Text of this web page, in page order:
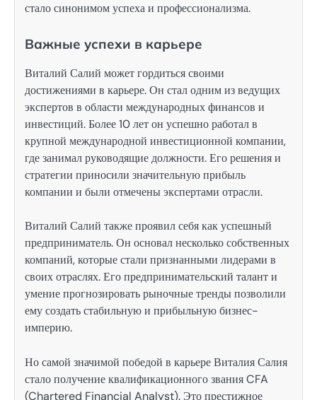
стало синонимом успеха и профессионализма.
Важные успехи в карьере
Виталий Салий может гордиться своими
достижениями в карьере. Он стал одним из ведущих
экспертов в области международных финансов и
инвестиций. Более 10 лет он успешно работал в
крупной международной инвестиционной компании,
где занимал руководящие должности. Его решения и
стратегии приносили значительную прибыль
компании и были отмечены экспертами отрасли.
Виталий Салий также проявил себя как успешный
предприниматель. Он основал несколько собственных
компаний, которые стали признанными лидерами в
своих отраслях. Его предпринимательский талант и
умение прогнозировать рыночные тренды позволили
ему создать стабильную и прибыльную бизнес-
империю.
Но самой значимой победой в карьере Виталия Салия
стало получение квалификационного звания CFA
(Chartered Financial Analyst). Это престижное